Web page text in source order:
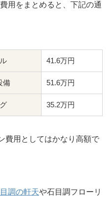
用をまとめると、下記の通
41.6万円
備 51.6万円
35.2万円
費用としてはかなり高額で
調の軒天や石目調フローリ